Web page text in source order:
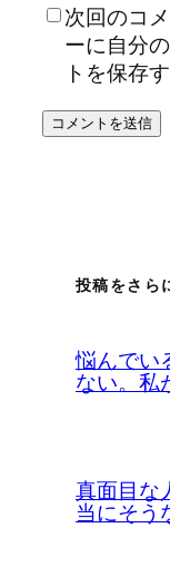
次回のコ
ーに自分
トを保存す
投稿をさら
悩んでい
ない。私
真面目な
当にそう